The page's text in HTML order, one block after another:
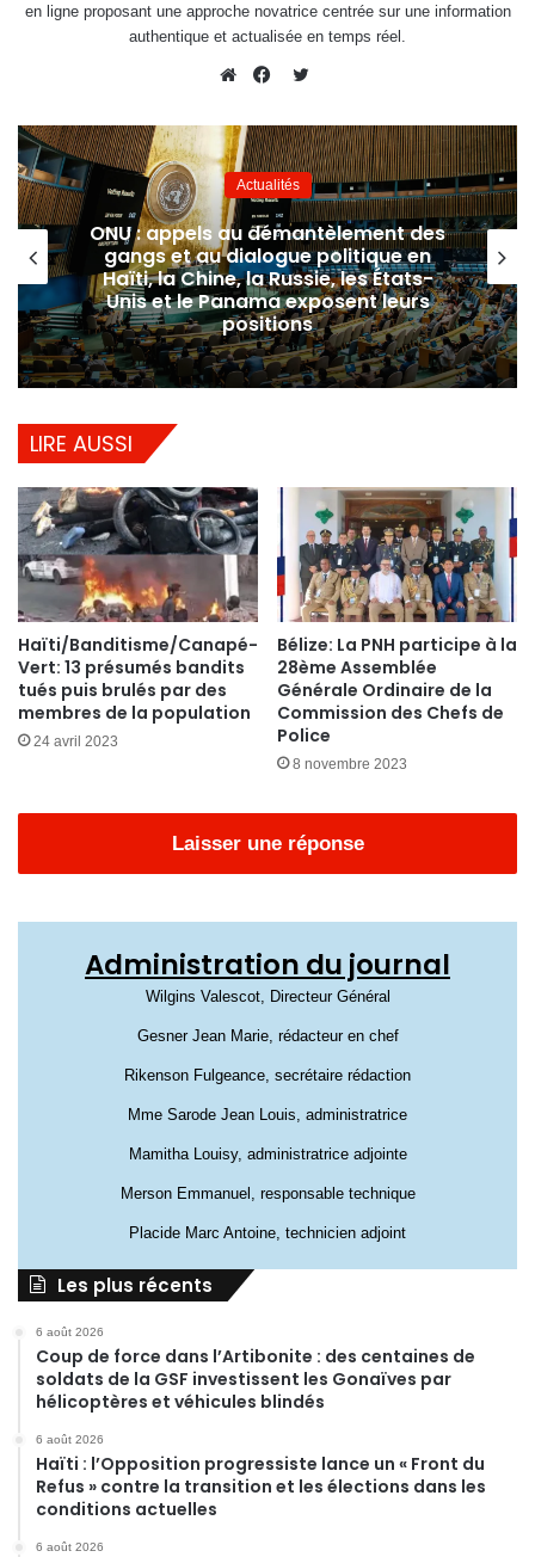
en ligne proposant une approche novatrice centrée sur une information
authentique et actualisée en temps réel.
Actualités
ONU : appels au démantèlement des
gangs et au dialogue politique en
Haïti, la Chine, la Russie, les États-
Unis et le Panama exposent leurs
positions
LIRE AUSSI
Haïti/Banditisme/Canapé-
Vert: 13 présumés bandits
tués puis brulés par des
membres de la population
24 avril 2023
Bélize: La PNH participe à la
28ème Assemblée
Générale Ordinaire de la
Commission des Chefs de
Police
8 novembre 2023
Laisser une réponse
Administration du journal
Wilgins Valescot, Directeur Général
Gesner Jean Marie, rédacteur en chef
Rikenson Fulgeance, secrétaire rédaction
Mme Sarode Jean Louis, administratrice
Mamitha Louisy, administratrice adjointe
Merson Emmanuel, responsable technique
Placide Marc Antoine, technicien adjoint
Les plus récents
6 août 2026
Coup de force dans l’Artibonite : des centaines de
soldats de la GSF investissent les Gonaïves par
hélicoptères et véhicules blindés
6 août 2026
Haïti : l’Opposition progressiste lance un « Front du
Refus » contre la transition et les élections dans les
conditions actuelles
6 août 2026